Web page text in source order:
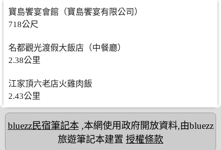
寶島饗宴會館（寶島饗宴有限公司）
718公尺
名都觀光渡假大飯店（中餐廳）
2.38公里
江家頂六老店火雞肉飯
2.43公里
bluezz民宿筆記本,本網使用政府開放資料,由bluezz
旅遊筆記本建置 授權條款